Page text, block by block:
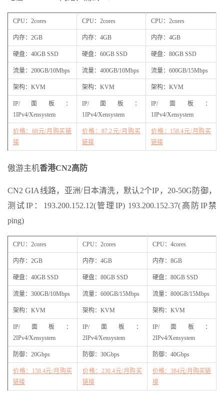
CPU：2cores CPU：2cores CPU：2cores
内存：2GB 内存：4GB 内存：4GB
硬盘：40GB SSD 硬盘：60GB SSD 硬盘：80GB SSD
流量：200GB/10Mbps 流量：400GB/10Mbps 流量：600GB/15Mbps
架构：KVM 架构：KVM 架构：KVM
IP/面板：
1IPv4/Xensystem
IP/面板：
1IPv4/Xensystem
IP/面板：
1IPv4/Xensystem
价格：68元/月购买链
接
价格：87.2元/月购买
链接
价格：158.4元/月购买
链接
傲游主机香港CN2高防
CN2 GIA线路，亚洲/日本清洗，默认2个IP，20-50G防御，
测试IP：193.200.152.12(管理IP) 193.200.152.37(高防IP禁
ping)
CPU：2cores CPU：2cores CPU：4cores
内存：2GB 内存：4GB 内存：8GB
硬盘：40GB SSD 硬盘：80GB SSD 硬盘：80GB SSD
流量：300GB/10Mbps 流量：600GB/15Mbps 流量：800GB/15Mbps
架构：KVM 架构：KVM 架构：KVM
IP/面板：
2IPv4/Xensystem
IP/面板：
2IPv4/Xensystem
IP/面板：
2IPv4/Xensystem
防御：20Gbps 防御：30Gbps 防御：40Gbps
价格：158.4元/月购买
链接
价格：230.4元/月购买
链接
价格：384元/月购买链
接